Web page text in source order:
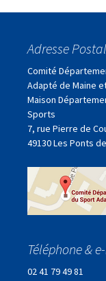
des
Adresse
Comité
Adapté de Maine
Maison
Sports
7, rue Pierre de
49130 Les Ponts
Téléphone &
02 41 79 49 81